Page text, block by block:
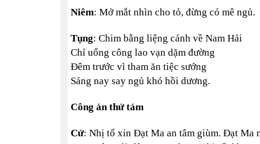
Niêm: Mở mắt nhìn cho tỏ, đừng có mê ngủ.
Tụng: Chim bằng liệng cánh về Nam Hải
Chỉ uổng công lao vạn dặm đường
Đêm trước vì tham ăn tiệc sướng
Sáng nay say ngủ khó hồi dương.
Công án thứ tám
Cử: Nhị tổ xin Đạt Ma an tâm giùm. Đạt Ma